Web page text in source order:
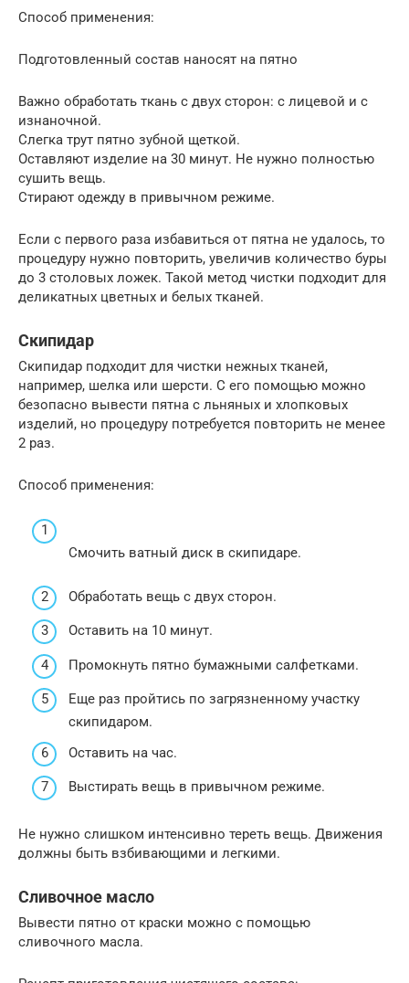
Способ применения:
Подготовленный состав наносят на пятно
Важно обработать ткань с двух сторон: с лицевой и с
изнаночной.
Слегка трут пятно зубной щеткой.
Оставляют изделие на 30 минут. Не нужно полностью
сушить вещь.
Стирают одежду в привычном режиме.
Если с первого раза избавиться от пятна не удалось, то
процедуру нужно повторить, увеличив количество буры
до 3 столовых ложек. Такой метод чистки подходит для
деликатных цветных и белых тканей.
Скипидар
Скипидар подходит для чистки нежных тканей,
например, шелка или шерсти. С его помощью можно
безопасно вывести пятна с льняных и хлопковых
изделий, но процедуру потребуется повторить не менее
2 раз.
Способ применения:
Смочить ватный диск в скипидаре.
Обработать вещь с двух сторон.
Оставить на 10 минут.
Промокнуть пятно бумажными салфетками.
Еще раз пройтись по загрязненному участку
скипидаром.
Оставить на час.
Выстирать вещь в привычном режиме.
Не нужно слишком интенсивно тереть вещь. Движения
должны быть взбивающими и легкими.
Сливочное масло
Вывести пятно от краски можно с помощью
сливочного масла.